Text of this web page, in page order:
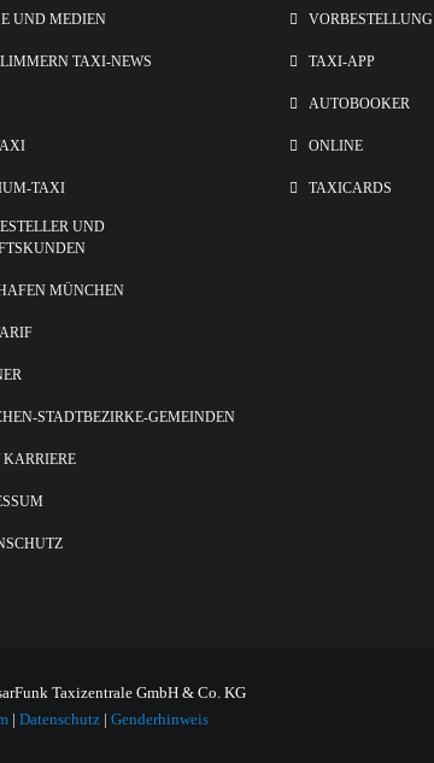
UND MEDIEN
TAXI-NEWS
TAXI
UND
MÜNCHEN
STADTBEZIRKE-GEMEINDEN
KARRIERE
VORBESTELLUNG
TAXI-APP
AUTOBOOKER
ONLINE
TAXICARDS
Taxizentrale GmbH & Co. KG
| Datenschutz | Genderhinweis